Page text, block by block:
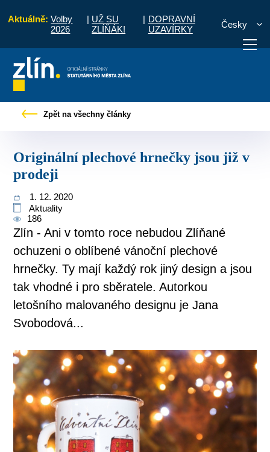
Aktuálně: Volby
2026
| UŽ SU
ZLÍŇÁK!
| DOPRAVNÍ
UZAVÍRKY
Česky
vyřídit Potřebuji zaplatit
Zpět na všechny články
Originální plechové hrnečky jsou již v
prodeji
1. 12. 2020
Aktuality
186
Zlín - Ani v tomto roce nebudou Zlíňané
ochuzeni o oblíbené vánoční plechové
hrnečky. Ty mají každý rok jiný design a jsou
tak vhodné i pro sběratele. Autorkou
letošního malovaného designu je Jana
Svobodová...